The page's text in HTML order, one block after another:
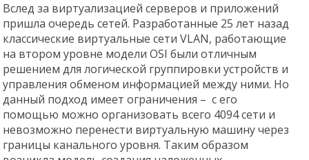
Вслед за виртуализацией серверов и приложений
пришла очередь сетей. Разработанные 25 лет назад
классические виртуальные сети VLAN, работающие
на втором уровне модели OSI были отличным
решением для логической группировки устройств и
управления обменом информацией между ними. Но
данный подход имеет ограничения – с его
помощью можно организовать всего 4094 сети и
невозможно перенести виртуальную машину через
границы канального уровня. Таким образом